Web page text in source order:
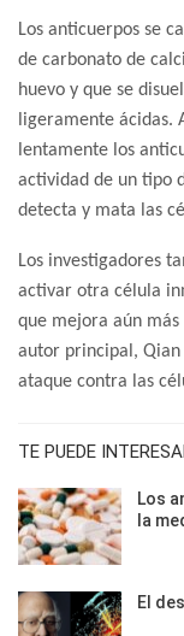
Los anticuerpos se
de carbonato de
huevo y que se
ligeramente ácidas.
lentamente los
actividad de un tipo
detecta y mata las
Los investigadores
activar otra célula
que mejora aún más
autor principal,
ataque contra las
TE PUEDE
Los
la
El